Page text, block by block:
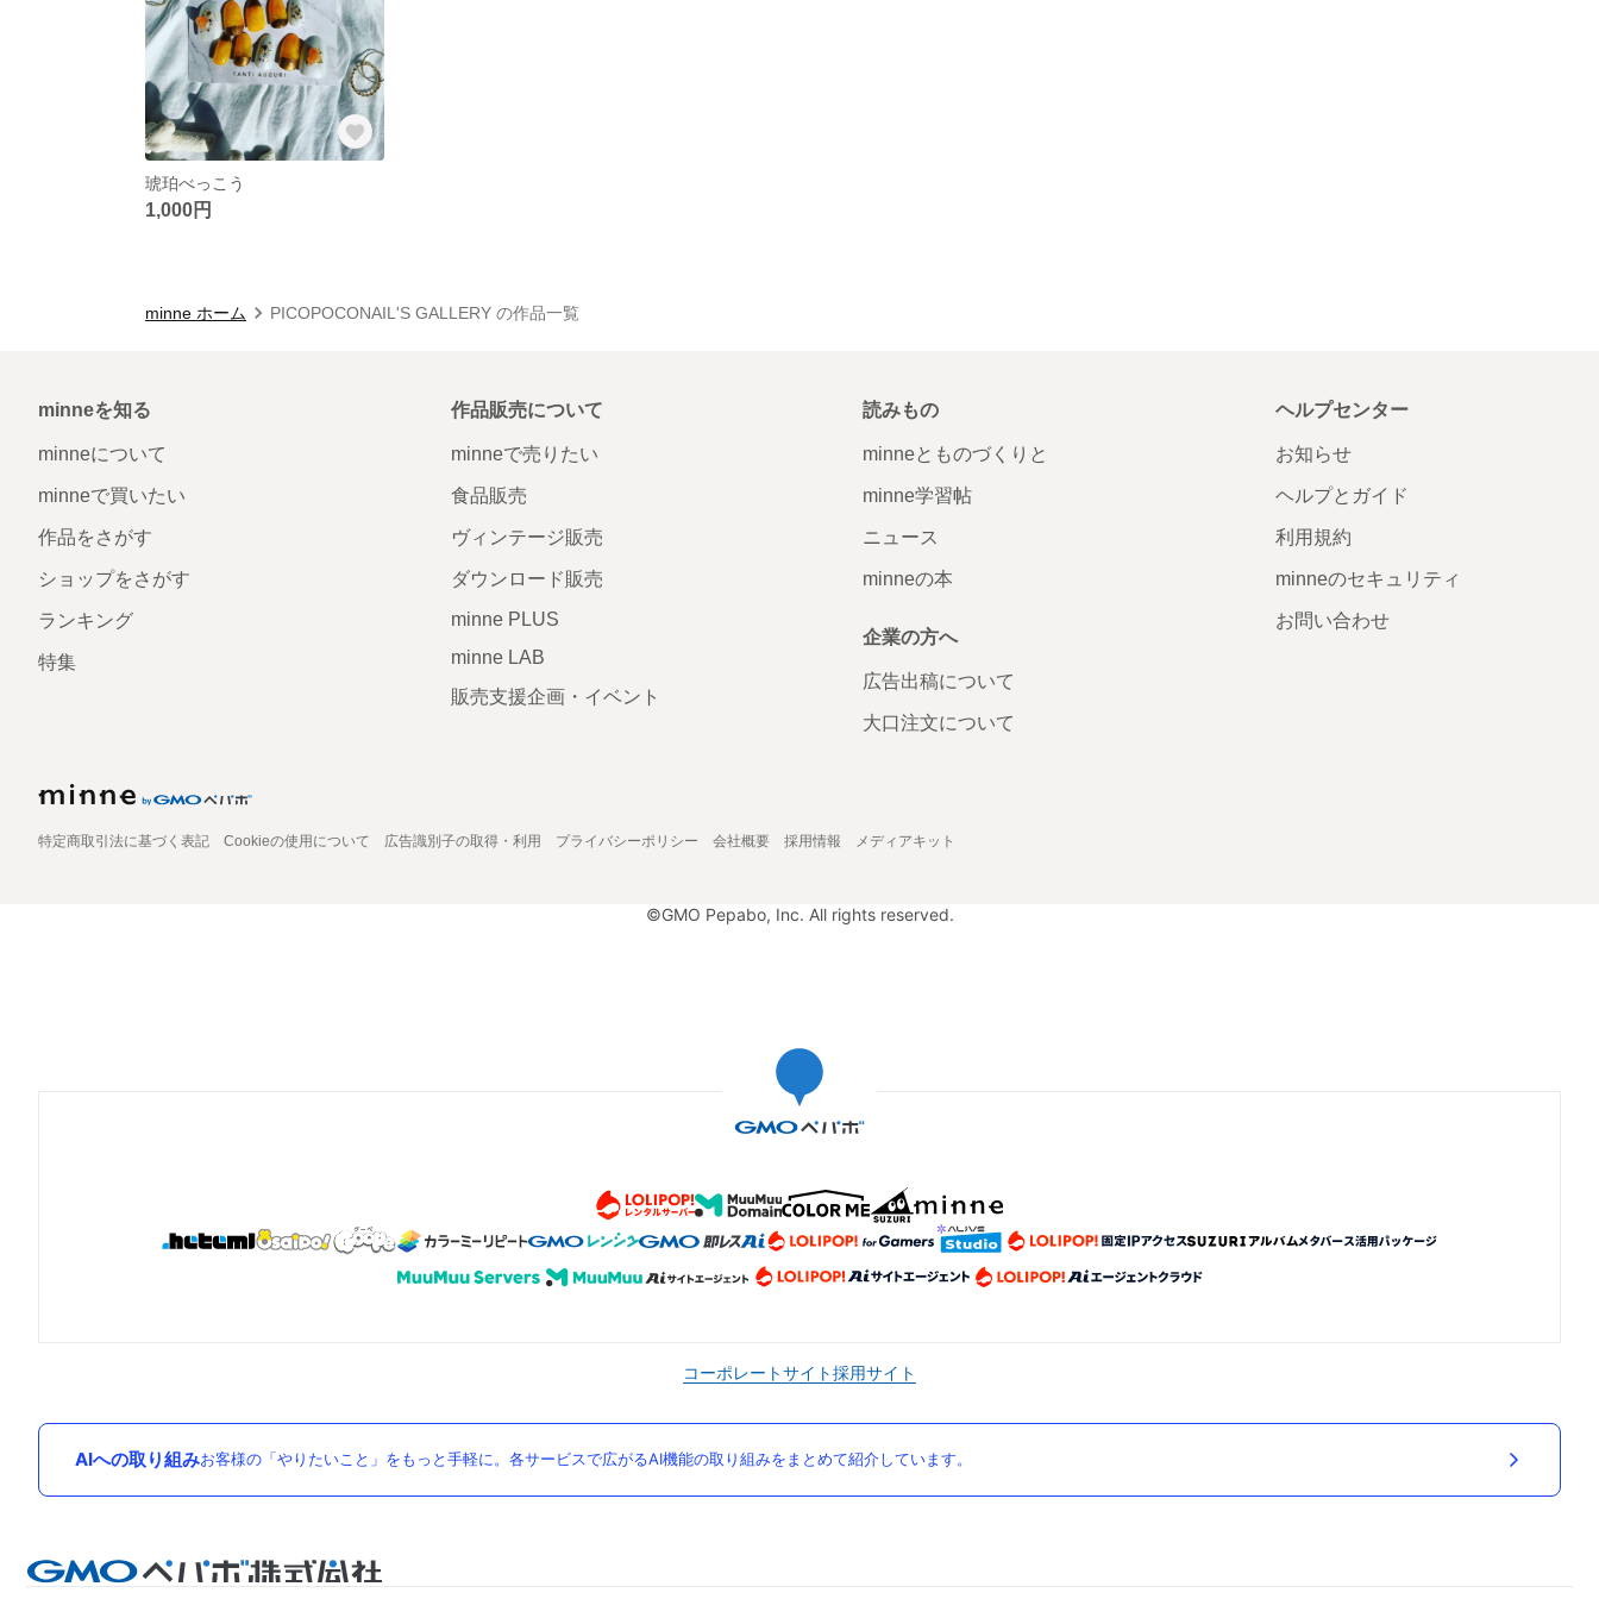
琥珀べっこう
1,000円
minne ホーム PICOPOCONAIL'S GALLERY の作品一覧
minneを知る
minneについて
minneで買いたい
作品をさがす
ショップをさがす
ランキング
特集
作品販売について
minneで売りたい
食品販売
ヴィンテージ販売
ダウンロード販売
minne PLUS
minne LAB
販売支援企画・イベント
読みもの
minneとものづくりと
minne学習帖
ニュース
minneの本
企業の方へ
広告出稿について
大口注文について
ヘルプセンター
お知らせ
ヘルプとガイド
利用規約
minneのセキュリティ
お問い合わせ
特定商取引法に基づく表記 Cookieの使用について 広告識別子の取得・利用 プライバシーポリシー 会社概要 採用情報 メディアキット
©GMO Pepabo, Inc. All rights reserved.
コーポレートサイト採用サイト
AIへの取り組みお客様の「やりたいこと」をもっと手軽に。各サービスで広がるAI機能の取り組みをまとめて紹介しています。